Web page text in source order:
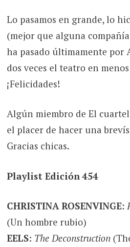
Lo pasamos en grande, lo
(mejor que alguna
ha pasado últimamente por
dos veces el teatro en
¡Felicidades!
Algún miembro de El
el placer de hacer una
Gracias chicas.
Playlist Edición 454
CHRISTINA ROSENVINGE:
(Un hombre rubio)
EELS: The Deconstruction